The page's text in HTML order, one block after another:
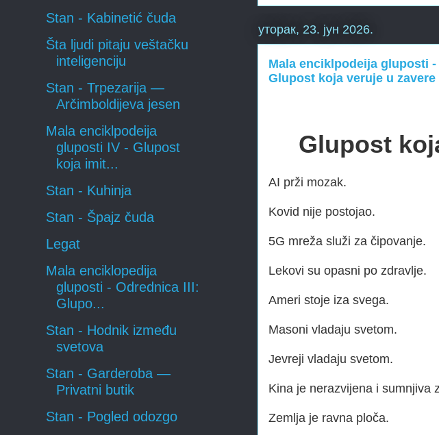
уторак, 23. јун 2026.
Mala enciklpodeija gluposti
Glupost koja veruje u zavere
Glupost
AI prži mozak.
Kovid nije postojao.
5G mreža služi za čipovanje.
Lekovi su opasni po zdravlje.
Ameri stoje iza svega.
Masoni vladaju svetom.
Jevreji vladaju svetom.
Kina je nerazvijena i sumnjiva
Zemlja je ravna ploča.
Stan - Kabinetić čuda
Šta ljudi pitaju veštačku
inteligenciju
Stan - Trpezarija —
Arčimboldijeva jesen
Mala enciklpodeija
gluposti IV - Glupost
koja imit...
Stan - Kuhinja
Stan - Špajz čuda
Legat
Mala enciklopedija
gluposti - Odrednica III:
Glupo...
Stan - Hodnik između
svetova
Stan - Garderoba —
Privatni butik
Stan - Pogled odozgo